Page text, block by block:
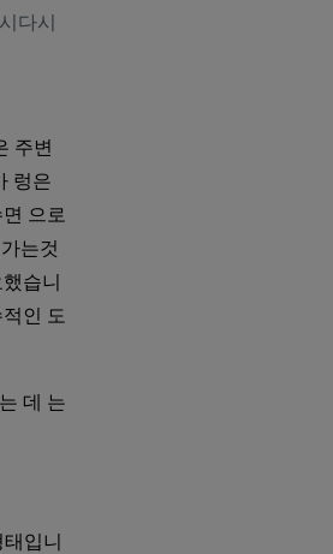
다시
주변
렁은
으로
는것
습니
인 도
데 는
입니